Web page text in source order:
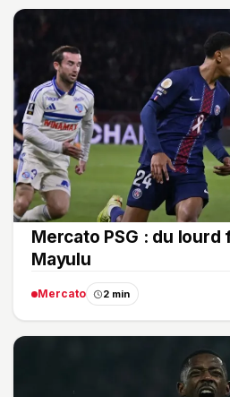
Mercato PSG : du
Mayulu
Mercato 2 min